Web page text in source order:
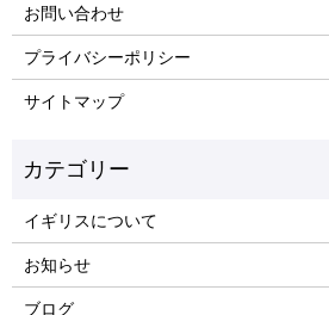
お問い合わせ
プライバシーポリシー
サイトマップ
イギリスについて
お知らせ
ブログ